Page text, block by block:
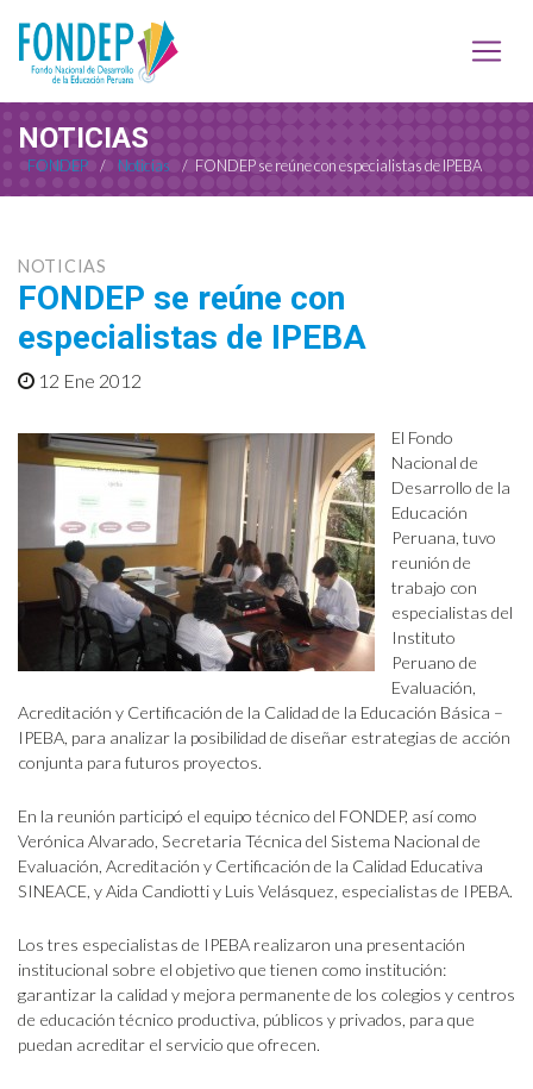
NOTICIAS
FONDEP / Noticias / FONDEP se reúne con especialistas de IPEBA
NOTICIAS
FONDEP se reúne con
especialistas de IPEBA
12 Ene 2012
El Fondo
Nacional de
Desarrollo de la
Educación
Peruana, tuvo
reunión de
trabajo con
especialistas del
Instituto
Peruano de
Evaluación,
Acreditación y Certificación de la Calidad de la Educación Básica –
IPEBA, para analizar la posibilidad de diseñar estrategias de acción
conjunta para futuros proyectos.
En la reunión participó el equipo técnico del FONDEP, así como
Verónica Alvarado, Secretaria Técnica del Sistema Nacional de
Evaluación, Acreditación y Certificación de la Calidad Educativa
SINEACE, y Aida Candiotti y Luis Velásquez, especialistas de IPEBA.
Los tres especialistas de IPEBA realizaron una presentación
institucional sobre el objetivo que tienen como institución:
garantizar la calidad y mejora permanente de los colegios y centros
de educación técnico productiva, públicos y privados, para que
puedan acreditar el servicio que ofrecen.